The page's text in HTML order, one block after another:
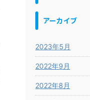
アーカイブ
2023年5月
2022年9月
2022年8月